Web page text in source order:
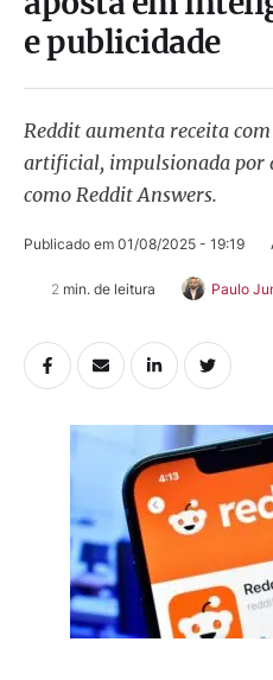
e publicidade
Reddit aumenta receita
artificial, impulsionada por
como Reddit Answers.
Publicado em 01/08/2025 - 19:19
2 min. de leitura Paulo